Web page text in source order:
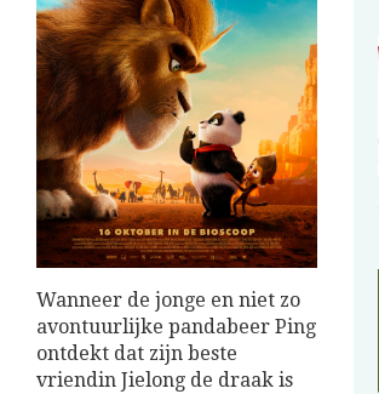
Wanneer de jonge en niet zo
avontuurlijke pandabeer Ping
ontdekt dat zijn beste
vriendin Jielong de draak is